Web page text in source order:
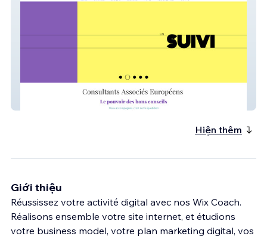
Hiện thêm
Giới thiệu
Réussissez votre activité digital avec nos Wix Coach.
Réalisons ensemble votre site internet, et étudions
votre business model, votre plan marketing digital, vos